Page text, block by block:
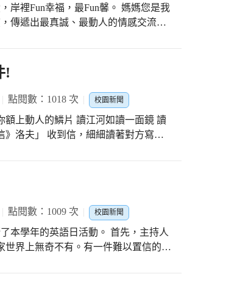
幸福，最Fun馨。 媽媽您是我
傳遞出最真誠、最動人的情感交流，
家庭氛圍」。烤箱、簡單的器具、食
的模具……等過程，都能傳遞出親子
的經驗，最重要的是還能享用到美味
「紅豆球」送給到場的家長們，場面
最珍貴的禮物。 祝全天下媽咪 母親
!
點閱數：1018 次 校園新聞
上動人的鱗片 讀江河如讀一面鏡 讀
物產，讓對方嚐嚐自己家鄉特有的味
打開箱子瞬間教室裡充滿著海洋鹹香
魚絲還有鹹餅等，聞著這種鹹味讀著
許多小朋友在信裡寫到，因為上一封
境活動，還有學校特有的景色，讓她
昌的小朋友有很多社團活動可以參
點閱數：1009 次 校園新聞
英語日活動。 首先，主持人
世界上無奇不有。有一件難以置信的事